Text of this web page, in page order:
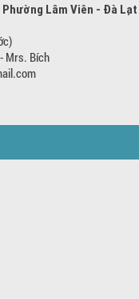
Lâm Viên - Đà
Mrs. Bích